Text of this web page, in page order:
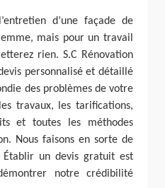
d’une façade de
mais pour un travail
rien. S.C Rénovation
personnalisé et détaillé
des problèmes de votre
travaux, les tarifications,
et toutes les méthodes
Nous faisons en sorte de
un devis gratuit est
notre crédibilité